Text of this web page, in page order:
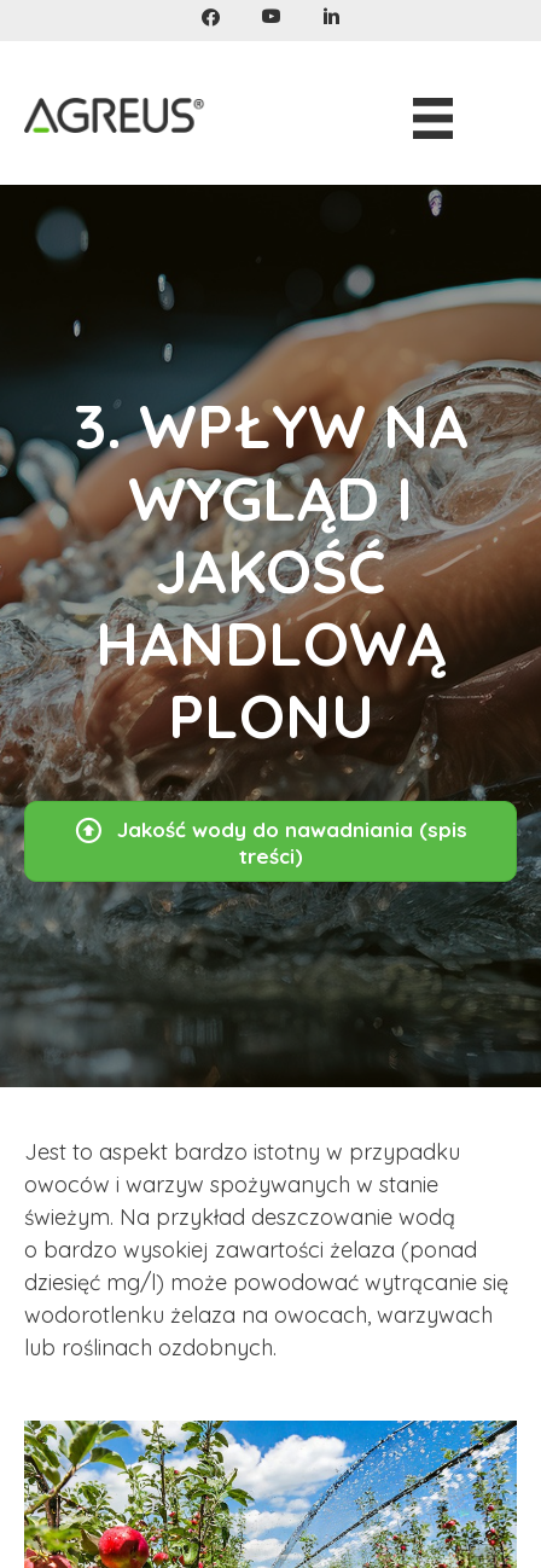
3. WPŁYW NA
WYGLĄD I
JAKOŚĆ
HANDLOWĄ
PLONU
Jakość wody do nawadniania (spis
treści)
Jest to aspekt bardzo istotny w przypadku
owoców i warzyw spożywanych w stanie
świeżym. Na przykład deszczowanie wodą
o bardzo wysokiej zawartości żelaza (ponad
dziesięć mg/l) może powodować wytrącanie się
wodorotlenku żelaza na owocach, warzywach
lub roślinach ozdobnych.